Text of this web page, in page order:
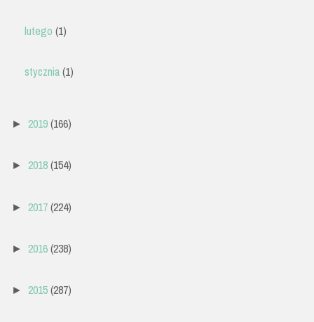
lutego (1)
stycznia(1)
► 2019(166)
► 2018(154)
► 2017(224)
► 2016(238)
► 2015(287)